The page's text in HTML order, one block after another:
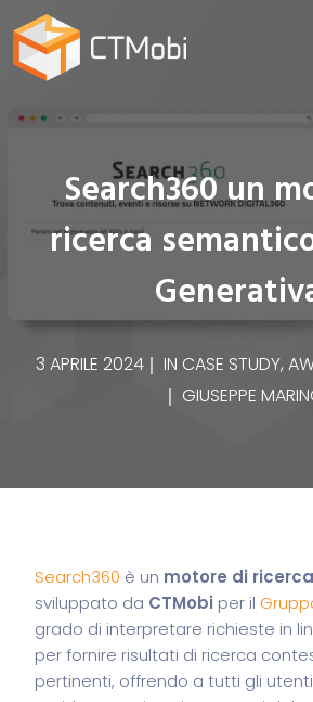
Search360 un
ricerca
3 APRILE 2024 IN CASE STUDY,
GIUSEPPE
Search360 è un motore di
sviluppato da CTMobi per il
grado di interpretare richieste in
per fornire risultati di ricerca
pertinenti, offrendo a tutti gli